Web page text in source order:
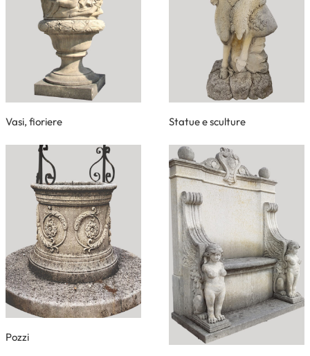
Vasi, fioriere Statue e sculture
Pozzi